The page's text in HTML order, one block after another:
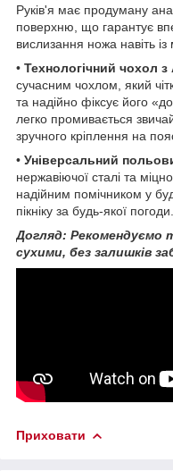
Руків'я має продуману
поверхню, що гарантує
вислизання ножа навіть із
• Технологічний чохол з
сучасним чохлом, який
та надійно фіксує його
легко промивається
зручного кріплення на
• Універсальний
нержавіючої сталі та
надійним помічником у
пікніку за будь-якої погоди.
Догляд: Рекомендуємо
сухими, без залишків
Приховати